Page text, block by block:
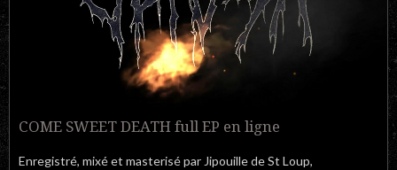
COME SWEET DEATH full EP en ligne
Enregistré, mixé et masterisé par Jipouille de St Loup,